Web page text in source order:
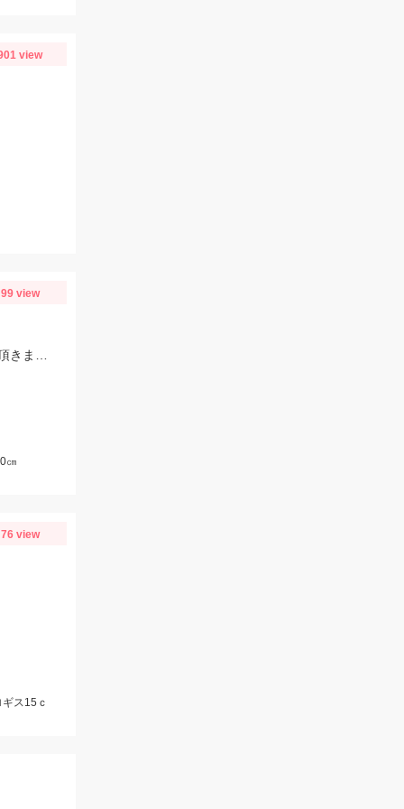
view
99 view
㎝
76 view
ス15ｃ